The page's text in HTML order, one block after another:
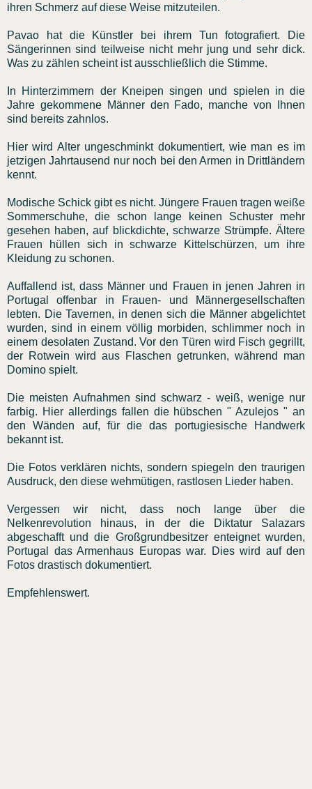
ihren Schmerz auf diese Weise mitzuteilen.
Pavao hat die Künstler bei ihrem Tun fotografiert. Die
Sängerinnen sind teilweise nicht mehr jung und sehr dick.
Was zu zählen scheint ist ausschließlich die Stimme.
In Hinterzimmern der Kneipen singen und spielen in die
Jahre gekommene Männer den Fado, manche von Ihnen
sind bereits zahnlos.
Hier wird Alter ungeschminkt dokumentiert, wie man es im
jetzigen Jahrtausend nur noch bei den Armen in Drittländern
kennt.
Modische Schick gibt es nicht. Jüngere Frauen tragen weiße
Sommerschuhe, die schon lange keinen Schuster mehr
gesehen haben, auf blickdichte, schwarze Strümpfe. Ältere
Frauen hüllen sich in schwarze Kittelschürzen, um ihre
Kleidung zu schonen.
Auffallend ist, dass Männer und Frauen in jenen Jahren in
Portugal offenbar in Frauen- und Männergesellschaften
lebten. Die Tavernen, in denen sich die Männer abgelichtet
wurden, sind in einem völlig morbiden, schlimmer noch in
einem desolaten Zustand. Vor den Türen wird Fisch gegrillt,
der Rotwein wird aus Flaschen getrunken, während man
Domino spielt.
Die meisten Aufnahmen sind schwarz - weiß, wenige nur
farbig. Hier allerdings fallen die hübschen " Azulejos " an
den Wänden auf, für die das portugiesische Handwerk
bekannt ist.
Die Fotos verklären nichts, sondern spiegeln den traurigen
Ausdruck, den diese wehmütigen, rastlosen Lieder haben.
Vergessen wir nicht, dass noch lange über die
Nelkenrevolution hinaus, in der die Diktatur Salazars
abgeschafft und die Großgrundbesitzer enteignet wurden,
Portugal das Armenhaus Europas war. Dies wird auf den
Fotos drastisch dokumentiert.
Empfehlenswert.